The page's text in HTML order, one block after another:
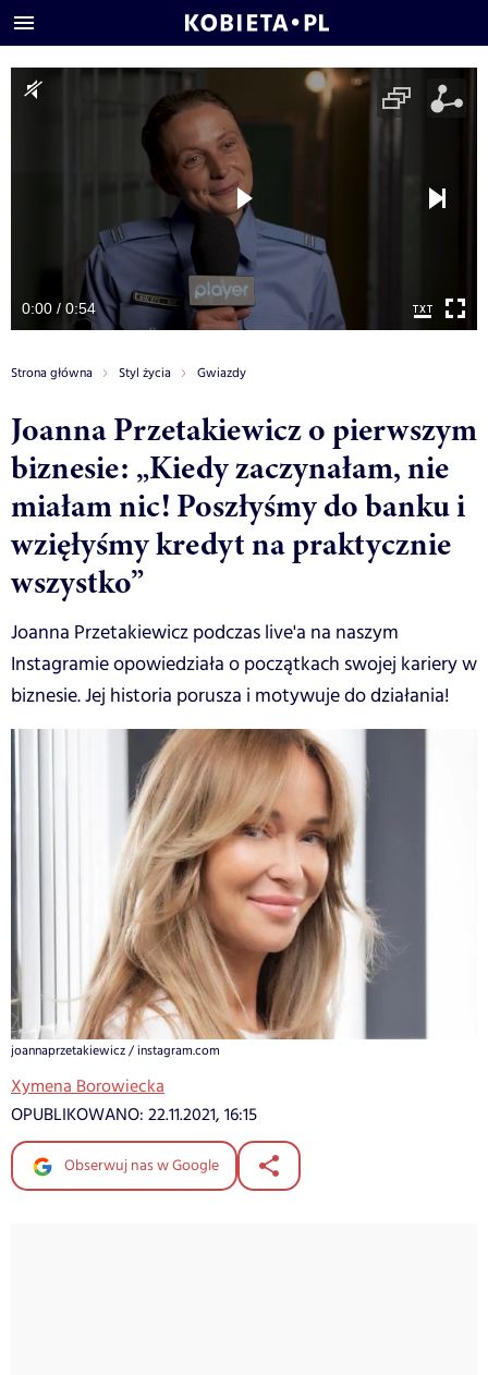
0:00 / 0:54
Strona główna Styl życia Gwiazdy
Joanna Przetakiewicz o pierwszym
biznesie: „Kiedy zaczynałam, nie
miałam nic! Poszłyśmy do banku i
wzięłyśmy kredyt na praktycznie
wszystko”
Joanna Przetakiewicz podczas live'a na naszym
Instagramie opowiedziała o początkach swojej kariery w
biznesie. Jej historia porusza i motywuje do działania!
joannaprzetakiewicz / instagram.com
Xymena Borowiecka
OPUBLIKOWANO: 22.11.2021, 16:15
Obserwuj nas w Google